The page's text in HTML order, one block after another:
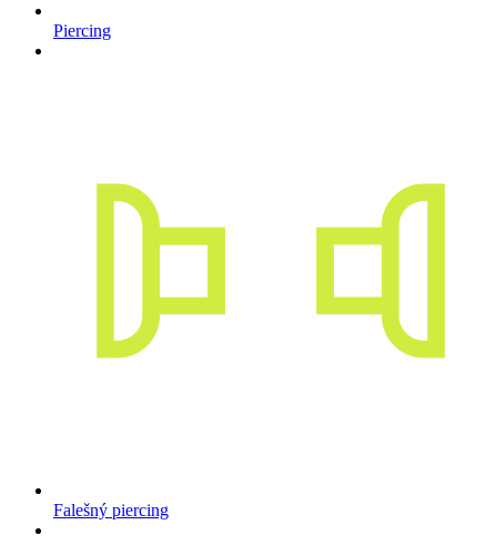
Piercing
Falešný piercing